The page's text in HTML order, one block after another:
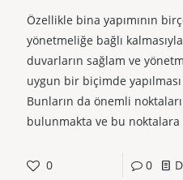
Özellikle bina yapımının
yönetmeliğe bağlı
duvarların sağlam ve
uygun bir biçimde
Bunların da önemli noktaları
bulunmakta ve bu noktalara
0 0